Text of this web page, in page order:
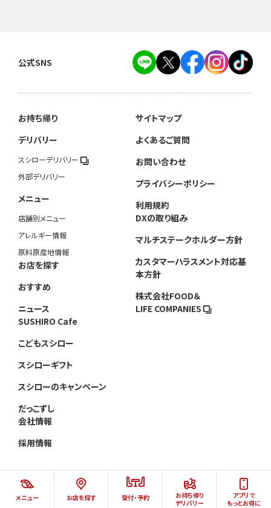
メニュー お店を探す 受付・予約
お持ち帰り
デリバリー
アプリで
もっとお得に
公式SNS
お持ち帰り
デリバリー
スシローデリバリー
外部デリバリー
メニュー
店舗別メニュー
アレルギー情報
原料原産地情報
お店を探す
おすすめ
ニュース
SUSHIRO Cafe
こどもスシロー
スシローギフト
スシローのキャンペーン
だっこずし
会社情報
採用情報
サイトマップ
よくあるご質問
お問い合わせ
プライバシーポリシー
利用規約
DXの取り組み
マルチステークホルダー方針
カスタマーハラスメント対応基
本方針
株式会社FOOD＆
LIFE COMPANIES
©AKINDO SUSHIRO CO.,LTD.ALL RIGHTS RESERVED.